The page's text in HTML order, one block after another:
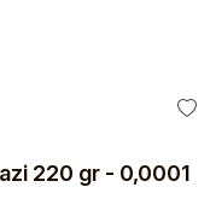
220 gr - 0,0001